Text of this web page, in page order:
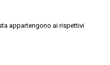
appartengono ai rispettivi